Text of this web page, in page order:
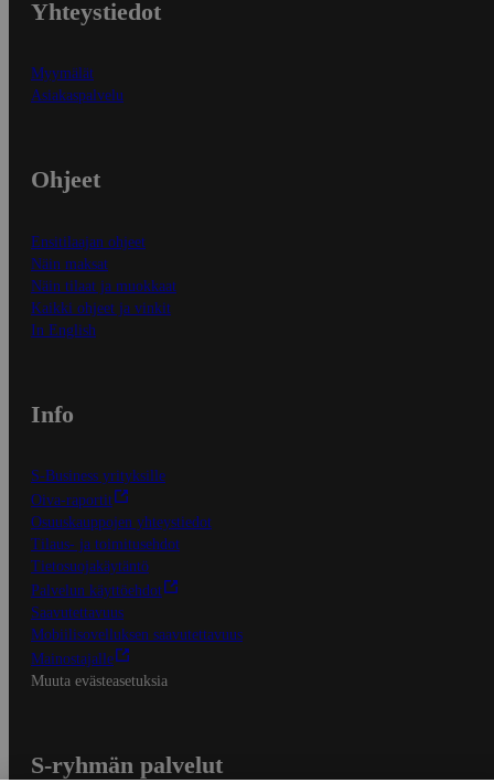
Yhteystiedot
Myymälät
Asiakaspalvelu
Ohjeet
Ensitilaajan ohjeet
Näin maksat
Näin tilaat ja muokkaat
Kaikki ohjeet ja vinkit
In English
Info
S-Business yrityksille
Oiva-raportit
Osuuskauppojen yhteystiedot
Tilaus- ja toimitusehdot
Tietosuojakäytäntö
Palvelun käyttöehdot
Saavutettavuus
Mobiilisovelluksen saavutettavuus
Mainostajalle
Muuta evästeasetuksia
S-ryhmän palvelut